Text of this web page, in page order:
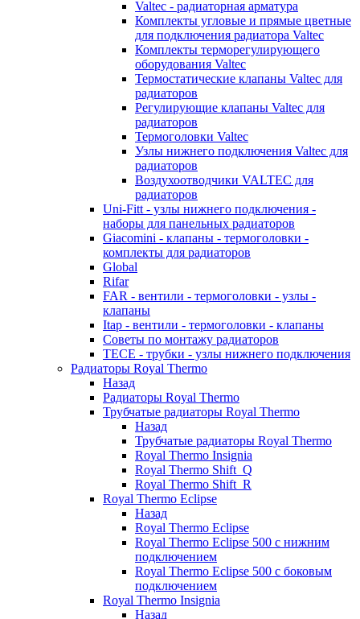
Valtec - радиаторная арматура
Комплекты угловые и прямые цветные
для подключения радиатора Valtec
Комплекты терморегулирующего
оборудования Valtec
Термостатические клапаны Valtec для
радиаторов
Регулирующие клапаны Valtec для
радиаторов
Термоголовки Valtec
Узлы нижнего подключения Valtec для
радиаторов
Воздухоотводчики VALTEC для
радиаторов
Uni-Fitt - узлы нижнего подключения -
наборы для панельных радиаторов
Giacomini - клапаны - термоголовки -
комплекты для радиаторов
Global
Rifar
FAR - вентили - термоголовки - узлы -
клапаны
Itap - вентили - термоголовки - клапаны
Советы по монтажу радиаторов
TECE - трубки - узлы нижнего подключения
Радиаторы Royal Thermo
Назад
Радиаторы Royal Thermo
Трубчатые радиаторы Royal Thermo
Назад
Трубчатые радиаторы Royal Thermo
Royal Thermo Insignia
Royal Thermo Shift_Q
Royal Thermo Shift_R
Royal Thermo Eclipse
Назад
Royal Thermo Eclipse
Royal Thermo Eclipse 500 с нижним
подключением
Royal Thermo Eclipse 500 с боковым
подключением
Royal Thermo Insignia
Назад